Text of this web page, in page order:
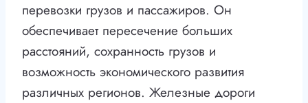
перевозки грузов и пассажиров. Он
обеспечивает пересечение больших
расстояний, сохранность грузов и
возможность экономического развития
различных регионов. Железные дороги